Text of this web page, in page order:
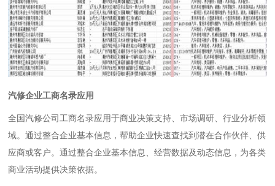
汽修企业工商名录应用
全国汽修公司工商名录应用于商业决策支持、市场调研、行业分析领
域。通过整合企业基本信息，帮助企业快速查找到潜在合作伙伴、供
应商或客户。通过整合企业基本信息、经营数据及动态信息，为各类
商业活动提供决策依据。